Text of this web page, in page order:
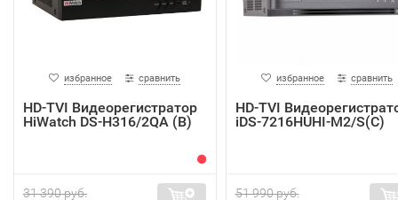
избранное сравнить
HD-TVI Видеорегистратор
HiWatch DS-H316/2QA (B)
31 390 руб.
избранное сравнить
HD-TVI
iDS-7216HUHI-M2/S(C)
51 990 руб.